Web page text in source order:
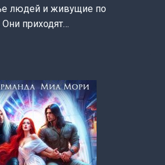
людей и живущие по
приходят…